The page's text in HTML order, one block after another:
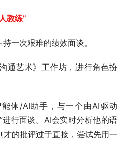
教练”
一次艰难的绩效面谈。
通艺术》工作坊，进行角色扮
体/AI助手，与一个由AI驱动
进行面谈。AI会实时分析他的语
的批评过于直接，尝试先用一